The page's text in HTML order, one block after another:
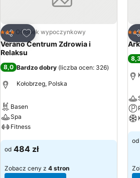
Udostępnij
Dodaj do ulubionych
3 KategoriaOśrodek wypoczynkowy
Verano Centrum Zdrowia i
Relaksu
8,0 Bardzo dobry (liczba ocen: 326)
Kołobrzeg, Polska
Basen
Spa
Fitness
Wyświetl ceny
od 484 zł
Zobacz ceny z 4 stron
4
od